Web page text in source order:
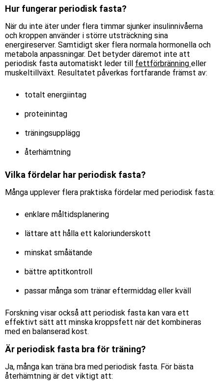
Hur fungerar periodisk fasta?
När du inte äter under flera timmar sjunker insulinnivåerna
och kroppen använder i större utsträckning sina
energireserver. Samtidigt sker flera normala hormonella och
metabola anpassningar. Det betyder däremot inte att
periodisk fasta automatiskt leder till fettförbränning eller
muskeltillväxt. Resultatet påverkas fortfarande främst av:
totalt energiintag
proteinintag
träningsupplägg
återhämtning
Vilka fördelar har periodisk fasta?
Många upplever flera praktiska fördelar med periodisk fasta:
enklare måltidsplanering
lättare att hålla ett kaloriunderskott
minskat småätande
bättre aptitkontroll
passar många som tränar eftermiddag eller kväll
Forskning visar också att periodisk fasta kan vara ett
effektivt sätt att minska kroppsfett när det kombineras
med en balanserad kost.
Är periodisk fasta bra för träning?
Ja, många kan träna bra med periodisk fasta. För bästa
återhämtning är det viktigt att: